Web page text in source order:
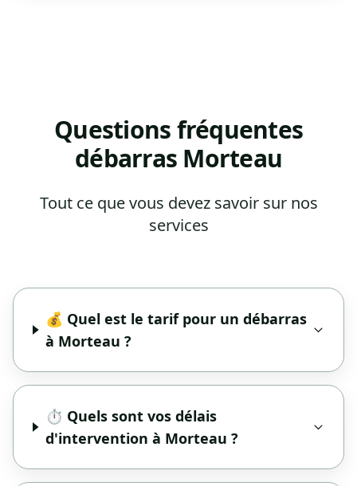
Questions fréquentes
débarras Morteau
Tout ce que vous devez savoir sur nos
services
💰 Quel est le tarif pour un débarras
à Morteau ?
⏱️ Quels sont vos délais
d'intervention à Morteau ?